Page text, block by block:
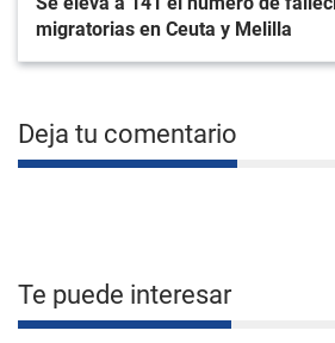
migratorias en Ceuta y Melilla
Deja tu comentario
Te puede interesar